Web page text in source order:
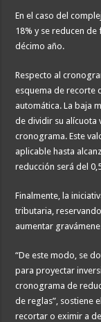
En el caso del
18% y se reducen de
décimo año.
Respecto al
esquema de recorte
automática. La baja
de dividir su alícuota
cronograma. Este
aplicable hasta
reducción será del
Finalmente, la
tributaria,
aumentar
“De este modo, se
para proyectar
cronograma de
de reglas”, sostiene
recortar o eximir a